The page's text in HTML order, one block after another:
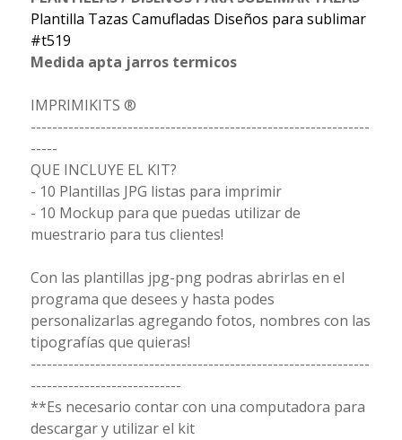
Plantilla Tazas Camufladas Diseños para sublimar
#t519
Medida apta jarros termicos
IMPRIMIKITS ®
---------------------------------------------------------------
-----
QUE INCLUYE EL KIT?
- 10 Plantillas JPG listas para imprimir
- 10 Mockup para que puedas utilizar de
muestrario para tus clientes!
Con las plantillas jpg-png podras abrirlas en el
programa que desees y hasta podes
personalizarlas agregando fotos, nombres con las
tipografías que quieras!
---------------------------------------------------------------
----------------------------
**Es necesario contar con una computadora para
descargar y utilizar el kit